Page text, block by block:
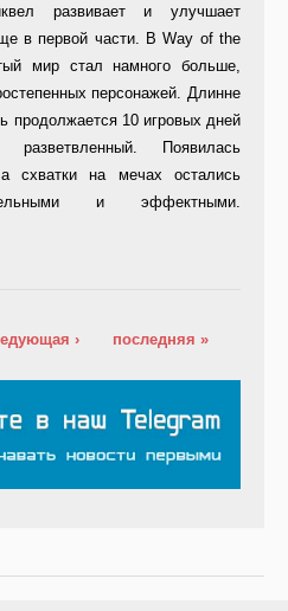
развивает и улучшает
в первой части. В Way of the
мир стал намного больше,
персонажей. Длинне
продолжается 10 игровых дней
Появилась
схватки на мечах остались
и эффектными.
› последняя »